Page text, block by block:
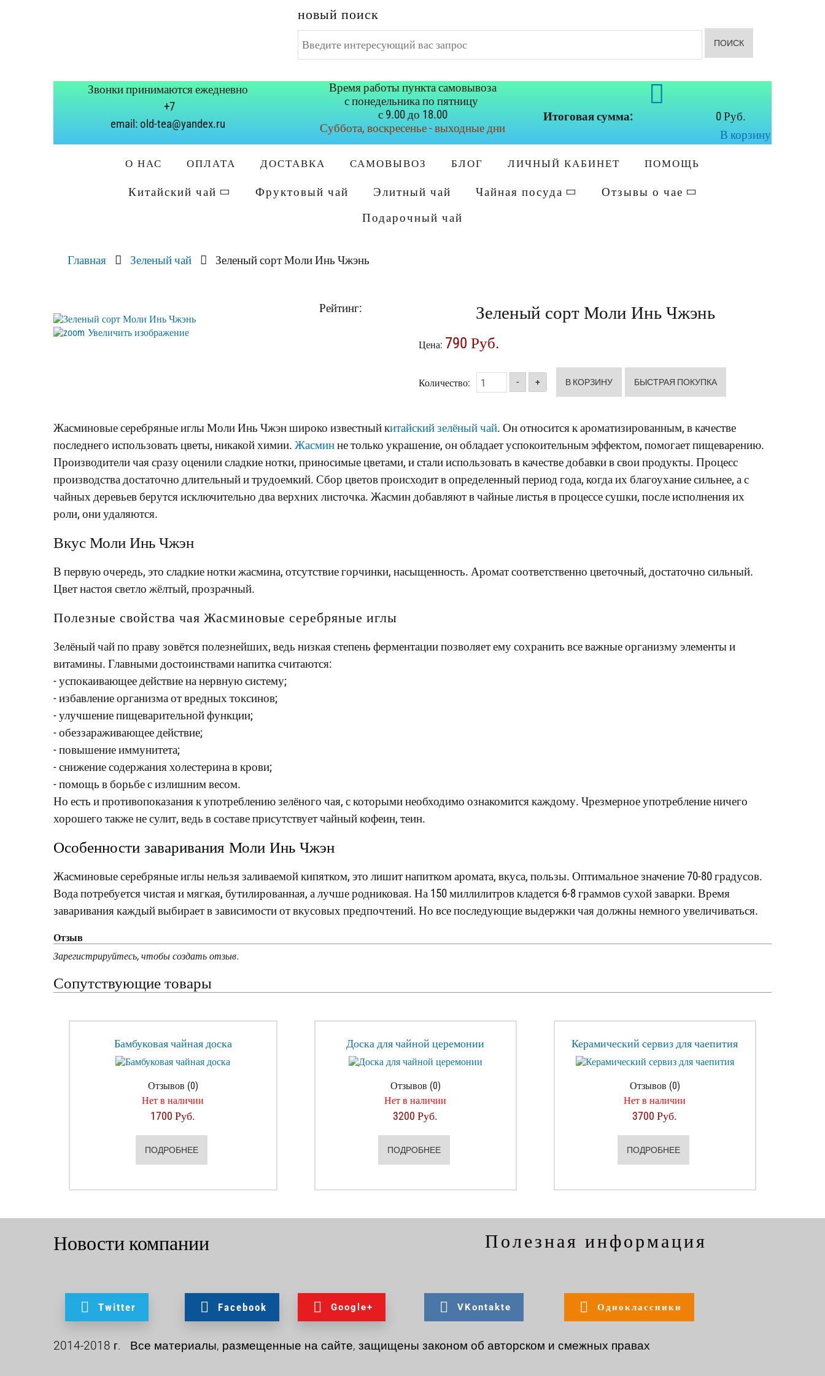
новый поиск
Искать...
ПОИСК
Звонки принимаются ежедневно
+7
email: old-tea@yandex.ru
Время работы пункта самовывоза
с понедельника по пятницу
с 9.00 до 18.00
Суббота, воскресенье - выходные дни
Итоговая сумма:
0 Руб.
В корзину
О НАС ОПЛАТА ДОСТАВКА САМОВЫВОЗ БЛОГ ЛИЧНЫЙ КАБИНЕТ ПОМОЩЬ
Китайский чай Фруктовый чай Элитный чай Чайная посуда
Отзывы о чае
Подарочный чай
Главная Зеленый чай Зеленый сорт Моли Инь Чжэнь
Рейтинг:
Увеличить изображение
Зеленый сорт Моли Инь Чжэнь
Цена: 790 Руб.
Количество: - +
Жасминовые серебряные иглы Моли Инь Чжэн широко известный китайский зелёный чай. Он относится к ароматизированным, в качестве
последнего использовать цветы, никакой химии. Жасминне только украшение, он обладает успокоительным эффектом, помогает пищеварению.
Производители чая сразу оценили сладкие нотки, приносимые цветами, и стали использовать в качестве добавки в свои продукты. Процесс
производства достаточно длительный и трудоемкий. Сбор цветов происходит в определенный период года, когда их благоухание сильнее, а с
чайных деревьев берутся исключительно два верхних листочка. Жасмин добавляют в чайные листья в процессе сушки, после исполнения их
роли, они удаляются.
Вкус Моли Инь Чжэн
В первую очередь, это сладкие нотки жасмина, отсутствие горчинки, насыщенность. Аромат соответственно цветочный, достаточно сильный.
Цвет настоя светло жёлтый, прозрачный.
Полезные свойства чая Жасминовые серебряные иглы
Зелёный чай по праву зовётся полезнейших, ведь низкая степень ферментации позволяет ему сохранить все важные организму элементы и
витамины. Главными достоинствами напитка считаются:
- успокаивающее действие на нервную систему;
- избавление организма от вредных токсинов;
- улучшение пищеварительной функции;
- обеззараживающее действие;
- повышение иммунитета;
- снижение содержания холестерина в крови;
- помощь в борьбе с излишним весом.
Но есть и противопоказания к употреблению зелёного чая, с которыми необходимо ознакомится каждому. Чрезмерное употребление ничего
хорошего также не сулит, ведь в составе присутствует чайный кофеин, теин.
Особенности заваривания Моли Инь Чжэн
Жасминовые серебряные иглы нельзя заливаемой кипятком, это лишит напитком аромата, вкуса, пользы. Оптимальное значение 70-80 градусов.
Вода потребуется чистая и мягкая, бутилированная, а лучше родниковая. На 150 миллилитров кладется 6-8 граммов сухой заварки. Время
заваривания каждый выбирает в зависимости от вкусовых предпочтений. Но все последующие выдержки чая должны немного увеличиваться.
Отзыв
Зарегистрируйтесь, чтобы создать отзыв.
Сопутствующие товары
Бамбуковая чайная доска
Отзывов (0)
Нет в наличии
1700 Руб.
ПОДРОБНЕЕ
Доска для чайной церемонии
Отзывов (0)
Нет в наличии
3200 Руб.
ПОДРОБНЕЕ
Керамический сервиз для чаепития
Отзывов (0)
Нет в наличии
3700 Руб.
ПОДРОБНЕЕ
Новости компании Полезная информация
Twitter Facebook Google+ VKontakte Одноклассники
2014-2018 г. Все материалы, размещенные на сайте, защищены законом об авторском и смежных правах